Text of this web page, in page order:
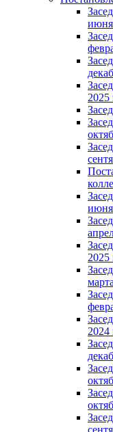
июня
2025
июня
2025
2024